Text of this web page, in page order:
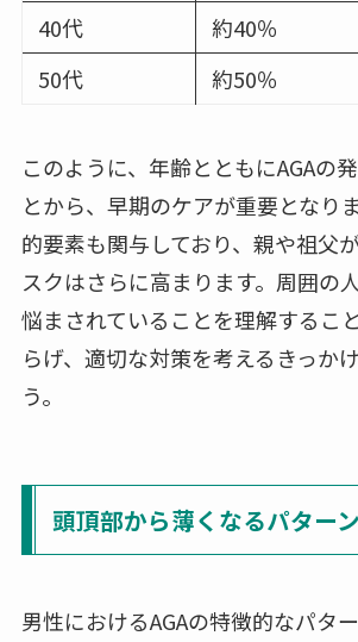
40代
約40％
50代
約50％
このように、年齢とともにAGAの
とから、早期のケアが重要となり
的要素も関与しており、親や祖父
スクはさらに高まります。周囲の
悩まされていることを理解するこ
らげ、適切な対策を考えるきっか
う。
頭頂部から薄くなるパターン
男性におけるAGAの特徴的なパタ